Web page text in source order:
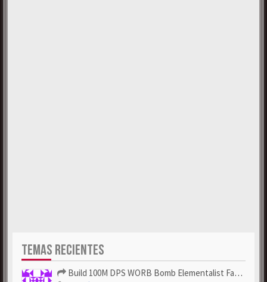
TEMAS RECIENTES
Build 100M DPS WORB Bomb Elementalist Fast - Grab POE Curren...